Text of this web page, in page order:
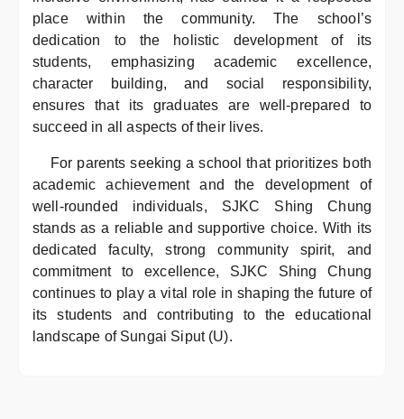
place within the community. The school’s
dedication to the holistic development of its
students, emphasizing academic excellence,
character building, and social responsibility,
ensures that its graduates are well-prepared to
succeed in all aspects of their lives.
For parents seeking a school that prioritizes both
academic achievement and the development of
well-rounded individuals, SJKC Shing Chung
stands as a reliable and supportive choice. With its
dedicated faculty, strong community spirit, and
commitment to excellence, SJKC Shing Chung
continues to play a vital role in shaping the future of
its students and contributing to the educational
landscape of Sungai Siput (U).